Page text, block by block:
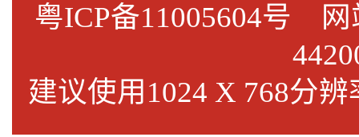
粤ICP备11005604号 网
建议使用1024 X 768分